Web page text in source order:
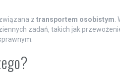
z transportem osobistym
zadań, takich jak